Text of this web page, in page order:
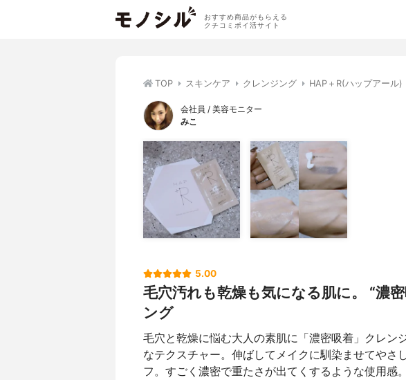
おすすめ商品がもらえる
クチコミポイ活サイト
TOP スキンケア クレンジング HAP＋R(ハップアール
会社員 / 美容モニター
みこ
5.00
毛穴汚れも乾燥も気になる肌に。 “濃
ング
毛穴と乾燥に悩む大人の素肌に「濃密吸着」クレン
なテクスチャー。伸ばしてメイクに馴染ませてやさ
フ。すごく濃密で重たさが出てくするような使用感